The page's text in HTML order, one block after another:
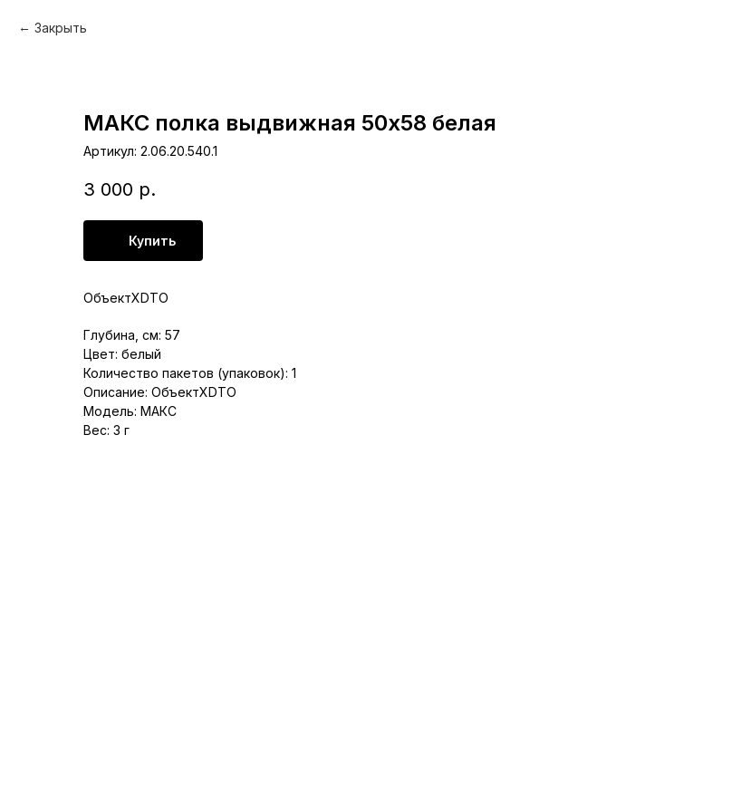
Закрыть
МАКС полка выдвижная 50х58 белая
Артикул: 2.06.20.540.1
3 000 р.
Купить
ОбъектXDTO
Глубина, см: 57
Цвет: белый
Количество пакетов (упаковок): 1
Описание: ОбъектXDTO
Модель: МАКС
Вес: 3 г